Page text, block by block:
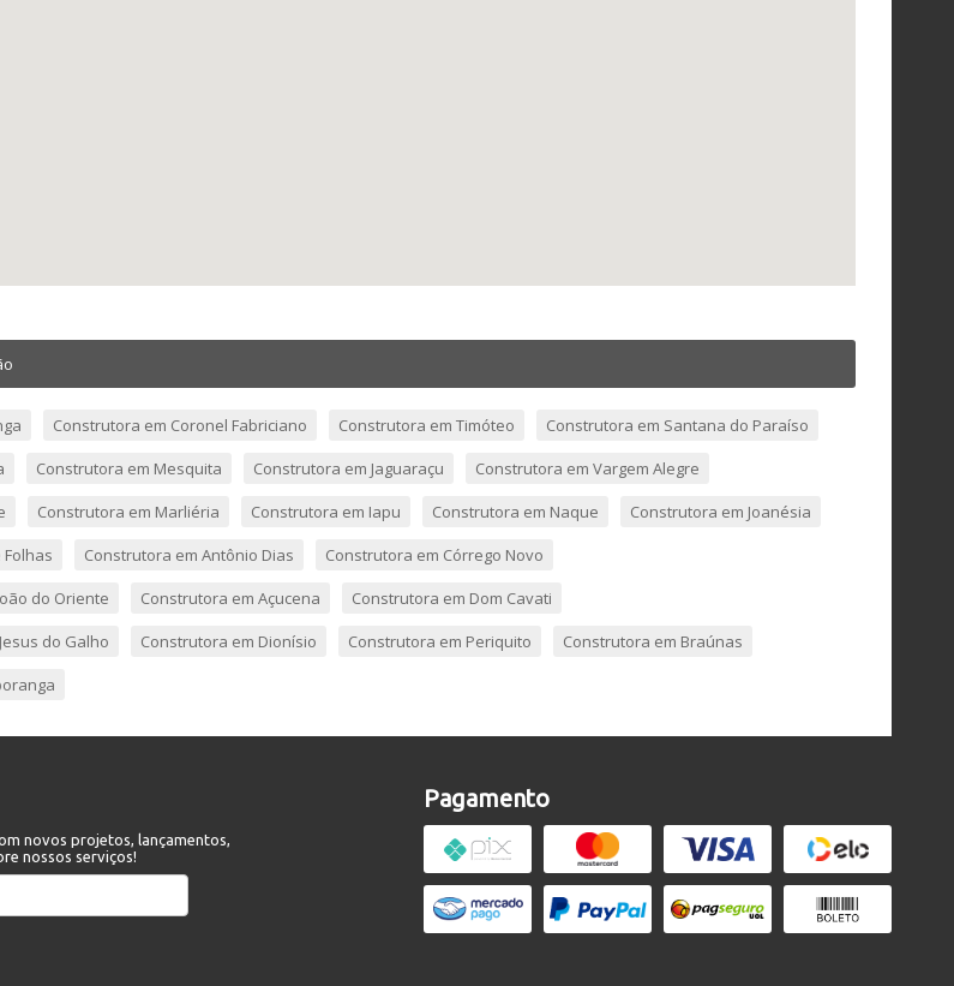
Construtora em Coronel Fabriciano Construtora em Timóteo
Construtora em Santana do Paraíso
Construtora em Mesquita Construtora em Jaguaraçu
Construtora em Vargem Alegre
Construtora em Marliéria Construtora em Iapu Construtora em Naque
Construtora em Joanésia
Construtora em Antônio Dias
Construtora em Córrego Novo
do Oriente
Construtora em Açucena
Construtora em Dom Cavati
do Galho
Construtora em Dionísio Construtora em Periquito
Construtora em Braúnas
novos projetos, lançamentos,
nossos serviços!
Pagamento